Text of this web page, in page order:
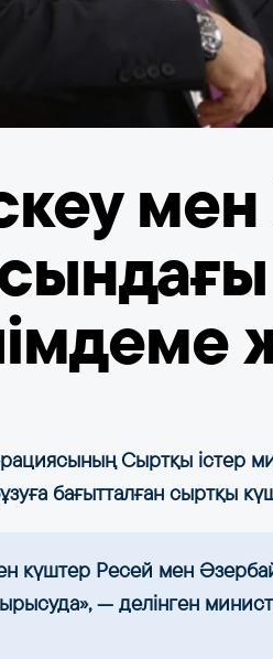
мен
Сыртқы істер
бағытталған сыртқы
күштер Ресей мен
— делінген